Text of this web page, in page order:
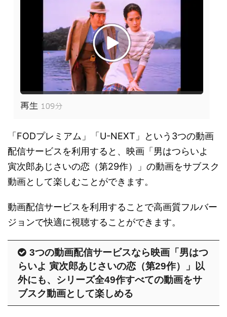
「FODプレミアム」「U-NEXT」という3つの動画
配信サービスを利用すると、映画「男はつらいよ
寅次郎あじさいの恋（第29作）」の動画をサブスク
動画として楽しむことができます。
動画配信サービスを利用することで高画質フルバー
ジョンで快適に視聴することができます。
3つの動画配信サービスなら映画「男はつ
らいよ 寅次郎あじさいの恋（第29作）」以
外にも、シリーズ全49作すべての動画をサ
ブスク動画として楽しめる